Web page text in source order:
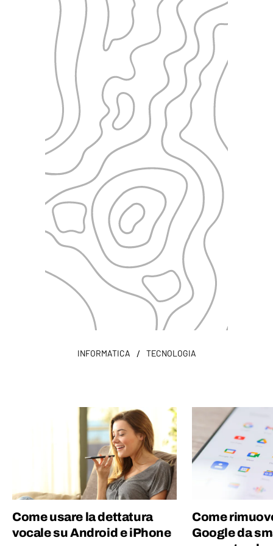
INFORMATICA / TECNOLOGIA
Come usare la dettatura
vocale su Android e iPhone
Come
Google da